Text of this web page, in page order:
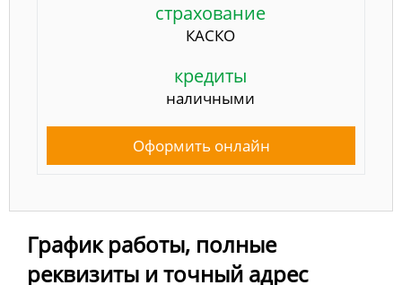
страхование
КАСКО
кредиты
наличными
Оформить онлайн
График работы, полные
реквизиты и точный адрес